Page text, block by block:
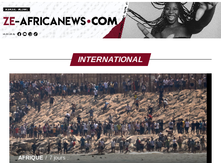
INTERNATIONAL
AFRIQUE 7 jours .